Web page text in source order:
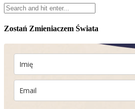
Zostań Zmieniaczem Świata